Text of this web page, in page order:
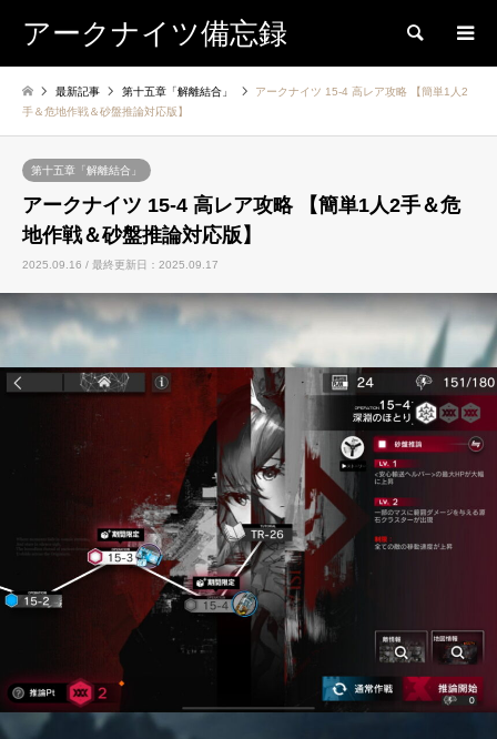
アークナイツ備忘録 検索
最新記事 第十五章「解離結合」
アークナイツ 15-4 高レア攻略 【簡単1人2
手＆危地作戦＆砂盤推論対応版】
第十五章「解離結合」
アークナイツ 15-4 高レア攻略 【簡単1人2手＆危
地作戦＆砂盤推論対応版】
2025.09.16 / 最終更新日：2025.09.17